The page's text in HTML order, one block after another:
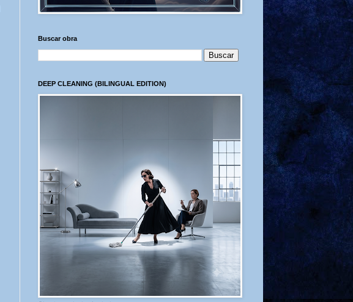
Buscar obra
DEEP CLEANING (BILINGUAL EDITION)